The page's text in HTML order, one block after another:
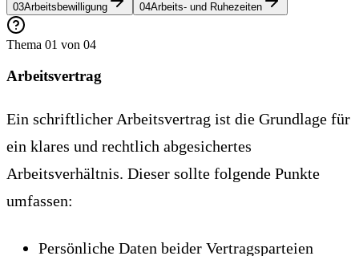
03Arbeitsbewilligung 04Arbeits- und Ruhezeiten
Thema 01 von 04
Arbeitsvertrag
Ein schriftlicher Arbeitsvertrag ist die Grundlage für
ein klares und rechtlich abgesichertes
Arbeitsverhältnis. Dieser sollte folgende Punkte
umfassen:
Persönliche Daten beider Vertragsparteien